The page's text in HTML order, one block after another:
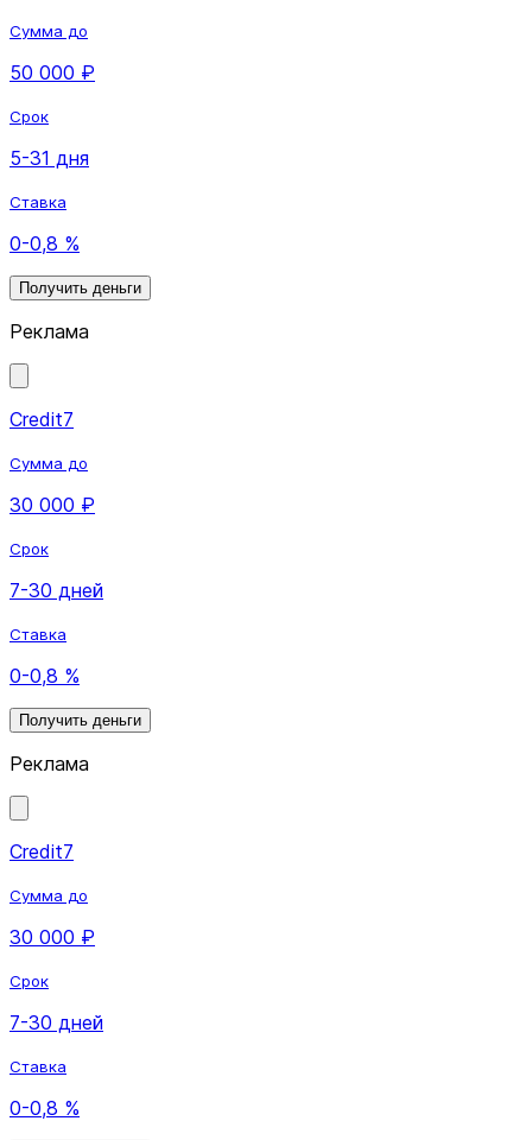
Сумма до
50 000 ₽
Срок
5-31 дня
Ставка
0-0,8 %
Получить деньги
Реклама
Credit7
Сумма до
30 000 ₽
Срок
7-30 дней
Ставка
0-0,8 %
Получить деньги
Реклама
Credit7
Сумма до
30 000 ₽
Срок
7-30 дней
Ставка
0-0,8 %